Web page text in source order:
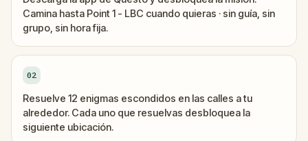
Camina hasta Point 1 - LBC cuando quieras · sin guía, sin
grupo, sin hora fija.
02
Resuelve 12 enigmas escondidos en las calles a tu
alrededor. Cada uno que resuelvas desbloquea la
siguiente ubicación.